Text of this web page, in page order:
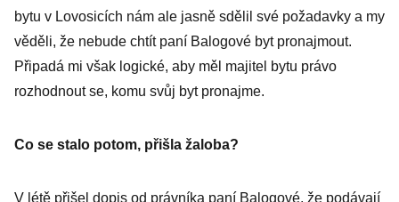
bytu v Lovosicích nám ale jasně sdělil své požadavky a my
věděli, že nebude chtít paní Balogové byt pronajmout.
Připadá mi však logické, aby měl majitel bytu právo
rozhodnout se, komu svůj byt pronajme.
Co se stalo potom, přišla žaloba?
V létě přišel dopis od právníka paní Balogové, že podávají